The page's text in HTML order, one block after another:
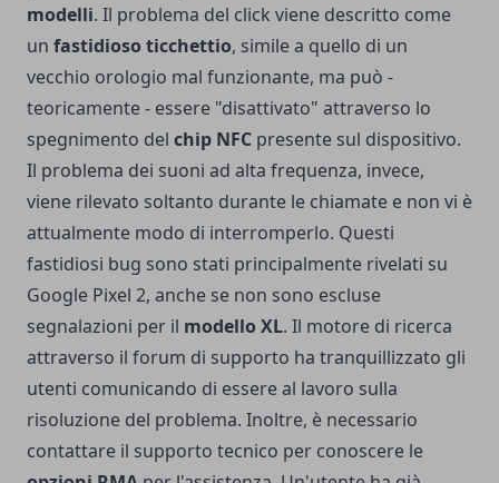
modelli. Il problema del click viene descritto come
un fastidioso ticchettio, simile a quello di un
vecchio orologio mal funzionante, ma può -
teoricamente - essere "disattivato" attraverso lo
spegnimento del chip NFC presente sul dispositivo.
Il problema dei suoni ad alta frequenza, invece,
viene rilevato soltanto durante le chiamate e non vi è
attualmente modo di interromperlo. Questi
fastidiosi bug sono stati principalmente rivelati su
Google Pixel 2, anche se non sono escluse
segnalazioni per il modello XL. Il motore di ricerca
attraverso il forum di supporto ha tranquillizzato gli
utenti comunicando di essere al lavoro sulla
risoluzione del problema. Inoltre, è necessario
contattare il supporto tecnico per conoscere le